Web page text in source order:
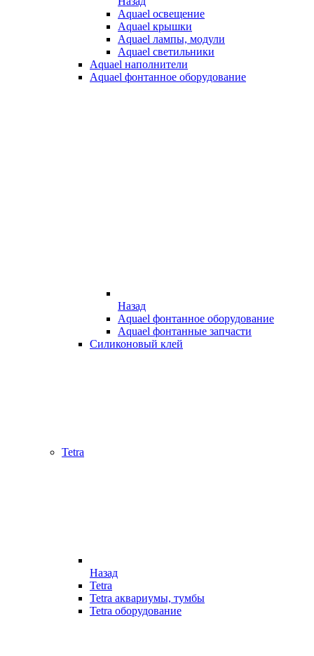
Aquael освещение
Aquael крышки
Aquael лампы, модули
Aquael светильники
Aquael наполнители
Aquael фонтанное оборудование
Назад
Aquael фонтанное оборудование
Aquael фонтанные запчасти
Силиконовый клей
Tetra
Назад
Tetra
Tetra аквариумы, тумбы
Tetra оборудование